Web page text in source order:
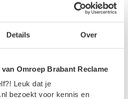
Details Over
Omroep Brabant Reclame
Leuk dat je
bezoekt voor kennis en